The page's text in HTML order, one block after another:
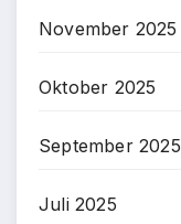
November 2025
Oktober 2025
September 2025
Juli 2025